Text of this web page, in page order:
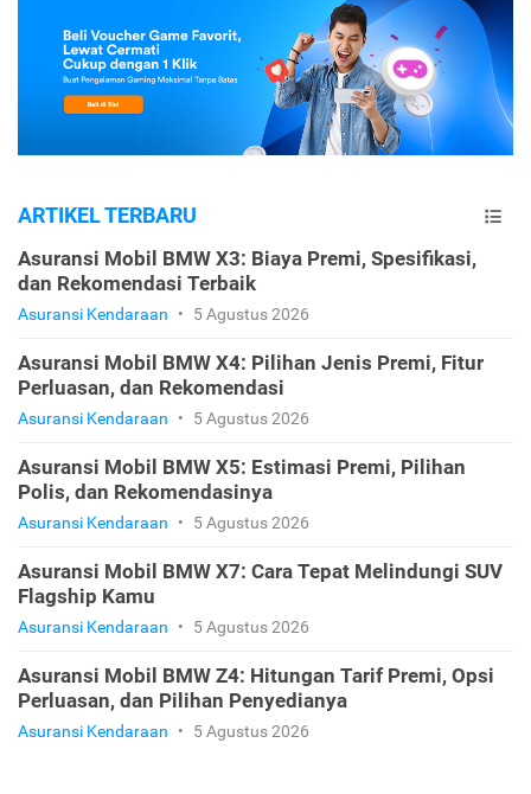
ARTIKEL TERBARU
Asuransi Mobil BMW X3: Biaya Premi, Spesifikasi,
dan Rekomendasi Terbaik
Asuransi Kendaraan • 5 Agustus 2026
Asuransi Mobil BMW X4: Pilihan Jenis Premi, Fitur
Perluasan, dan Rekomendasi
Asuransi Kendaraan • 5 Agustus 2026
Asuransi Mobil BMW X5: Estimasi Premi, Pilihan
Polis, dan Rekomendasinya
Asuransi Kendaraan • 5 Agustus 2026
Asuransi Mobil BMW X7: Cara Tepat Melindungi SUV
Flagship Kamu
Asuransi Kendaraan • 5 Agustus 2026
Asuransi Mobil BMW Z4: Hitungan Tarif Premi, Opsi
Perluasan, dan Pilihan Penyedianya
Asuransi Kendaraan • 5 Agustus 2026